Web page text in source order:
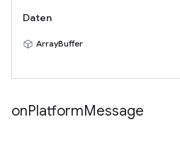
Daten
ArrayBuffer
onPlatformMessage